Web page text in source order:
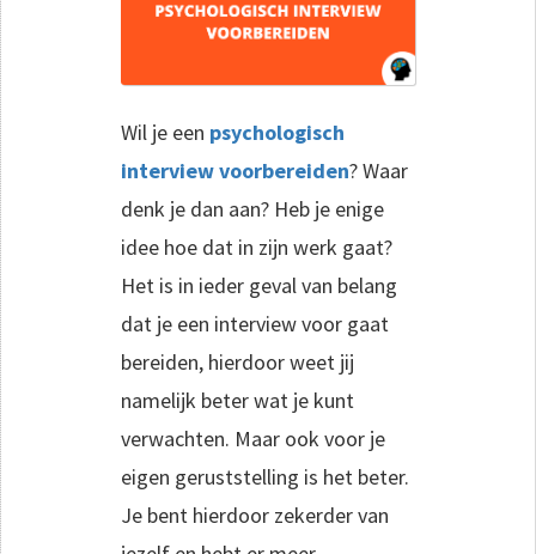
Wil je een psychologisch
interview voorbereiden? Waar
denk je dan aan? Heb je enige
idee hoe dat in zijn werk gaat?
Het is in ieder geval van belang
dat je een interview voor gaat
bereiden, hierdoor weet jij
namelijk beter wat je kunt
verwachten. Maar ook voor je
eigen geruststelling is het beter.
Je bent hierdoor zekerder van